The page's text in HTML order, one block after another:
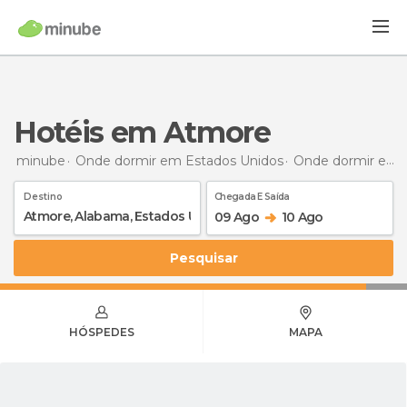
Hotéis em Atmore
minube Onde dormir em Estados Unidos Onde dormir em Alabama
Destino Chegada E Saída
09 Ago 10 Ago
Pesquisar
HÓSPEDES MAPA